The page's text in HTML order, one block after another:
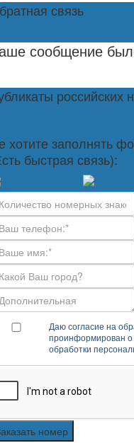
связь
сообщение
российских
хотите заполнять
быстрая связь):
Даю согласие на
проинформирован о
обработки
номер